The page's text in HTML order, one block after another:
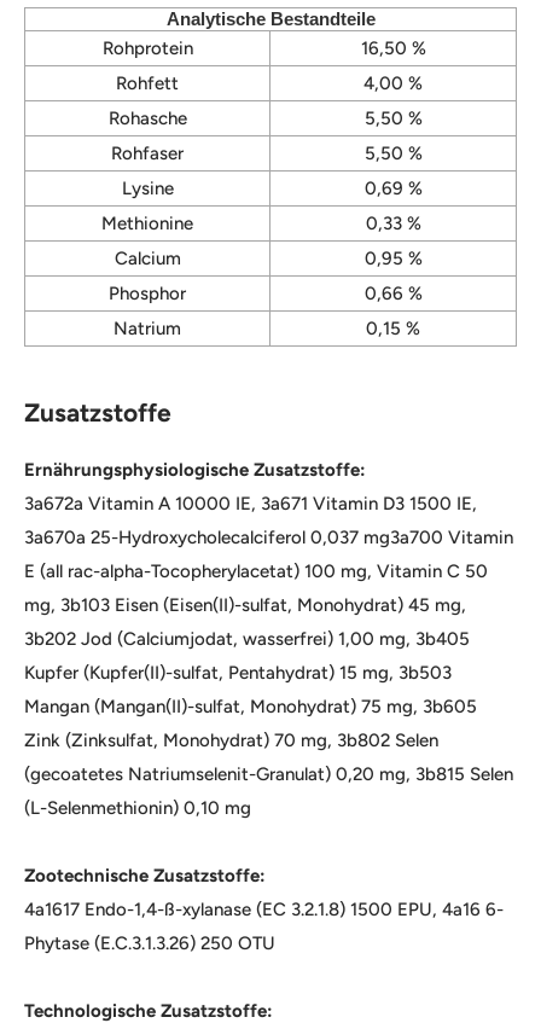
Analytische Bestandteile
Rohprotein
16,50 %
Rohfett
4,00 %
Rohasche
5,50 %
Rohfaser
5,50 %
Lysine
0,69 %
Methionine
0,33 %
Calcium
0,95 %
Phosphor
0,66 %
Natrium
0,15 %
Zusatzstoffe
Ernährungsphysiologische Zusatzstoffe:
3a672a Vitamin A 10000 IE, 3a671 Vitamin D3 1500 IE,
3a670a 25-Hydroxycholecalciferol 0,037 mg3a700 Vitamin
E (all rac-alpha-Tocopherylacetat) 100 mg, Vitamin C 50
mg, 3b103 Eisen (Eisen(II)-sulfat, Monohydrat) 45 mg,
3b202 Jod (Calciumjodat, wasserfrei) 1,00 mg, 3b405
Kupfer (Kupfer(II)-sulfat, Pentahydrat) 15 mg, 3b503
Mangan (Mangan(II)-sulfat, Monohydrat) 75 mg, 3b605
Zink (Zinksulfat, Monohydrat) 70 mg, 3b802 Selen
(gecoatetes Natriumselenit-Granulat) 0,20 mg, 3b815 Selen
(L-Selenmethionin) 0,10 mg
Zootechnische Zusatzstoffe:
4a1617 Endo-1,4-ß-xylanase (EC 3.2.1.8) 1500 EPU, 4a16 6-
Phytase (E.C.3.1.3.26) 250 OTU
Technologische Zusatzstoffe: